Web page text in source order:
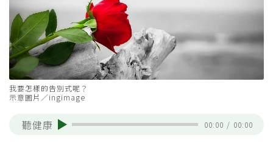
我要怎樣的告別式呢？
示意圖片／ingimage
聽健康 00:00 / 00:00